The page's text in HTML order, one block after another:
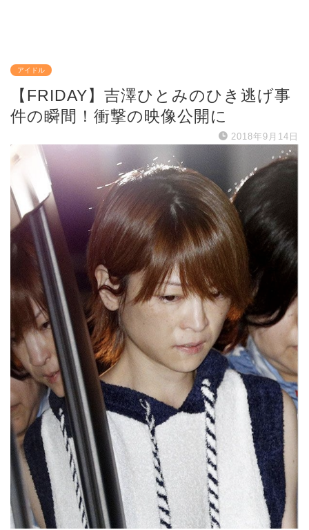
アイドル
【FRIDAY】吉澤ひとみのひき逃げ事
件の瞬間！衝撃の映像公開に
2018年9月14日